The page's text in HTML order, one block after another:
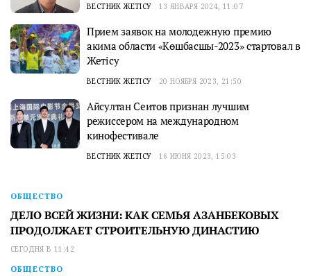
ВЕСТНИК ЖЕТІСУ 13 ЯНВАРЯ 2024, 11:07
Прием заявок на молодежную премию
акима области «Көшбасшы-2023» стартовал в
Жетісу
ВЕСТНИК ЖЕТІСУ 20 НОЯБРЯ 2023, 21:50
Айсултан Сеитов признан лучшим
режиссером на международном
кинофестивале
ВЕСТНИК ЖЕТІСУ 16 ИЮНЯ 2023, 15:03
ОБЩЕСТВО
ДЕЛО ВСЕЙ ЖИЗНИ: КАК СЕМЬЯ АЗАНБЕКОВЫХ
ПРОДОЛЖАЕТ СТРОИТЕЛЬНУЮ ДИНАСТИЮ
СЕГОДНЯ В 11:42
ОБЩЕСТВО